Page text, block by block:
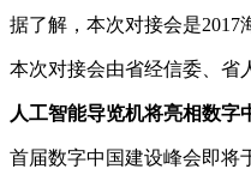
据了解，本次对接会是2017
本次对接会由省经信委、省
人工智能导览机将亮相数字
首届数字中国建设峰会即将